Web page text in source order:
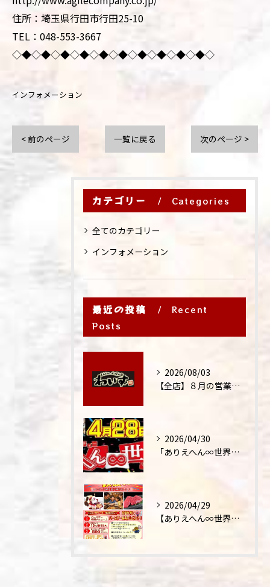
住所：埼玉県行田市行田25-10
TEL：048-553-3667
◇◆◇◆◇◆◇◆◇◆◇◆◇◆◇◆◇◆◇◆◇
インフォメーション
< 前のページ 一覧に戻る 次のページ >
カテゴリー Categories
全てのカテゴリー
インフォメーション
最近の投稿
Recent
Posts
2026/08/03
【全店】８月の営業時間・ランチ営業につきまして
2026/04/30
「ありえへん∞世界」テレビ出演‼
2026/04/29
【ありえへん∞世界】バースデーステーキについて